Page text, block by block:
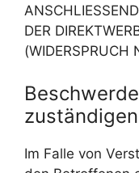
DER
(WIDERSPRUCH
Im Falle von